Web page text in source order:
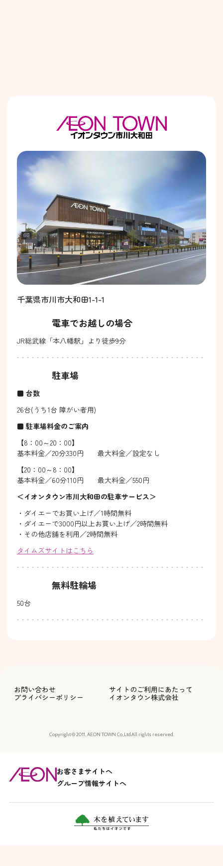
千葉県市川市大和田1-1-1
電車でお越しの場合
JR総武線「本八幡駅」より徒歩9分
駐車場
■ 台数
26台(うち1台 障がい者用)
■ 駐車場料金のご案内
【8：00～20：00】
基本料金／20分330円 最大料金／設定なし
【20：00～8：00】
基本料金／60分110円 最大料金／550円
＜イオンタウン市川大和田の駐車サービス＞
・ダイエーでお買い上げ／1時間無料
・ダイエーで3000円以上お買い上げ／2時間無料
・その他店舗を利用／2時間無料
タイムズサイトはこちら
無料駐輪場
50台
お問い合わせ
サイトのご利用にあたって
プライバシーポリシー
イオンタウン株式会社
Copyright © 2011, AEON TOWN Co.,Ltd.All rights reserved.
お客さまサイトへ
グループ情報サイトへ